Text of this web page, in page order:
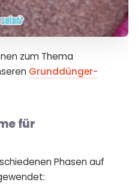
zum Thema
Grunddünger-
für
Phasen auf